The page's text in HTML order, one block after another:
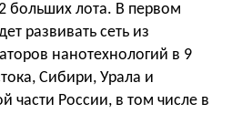
больших лота. В первом
развивать сеть из
нанотехнологий в 9
Сибири, Урала и
части России, в том числе в